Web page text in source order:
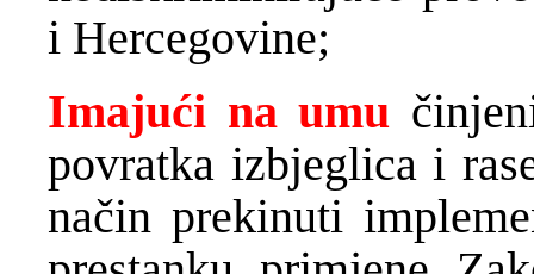
i Hercegovine;
Imajući na umu
povratka izbjeglica i
način prekinuti